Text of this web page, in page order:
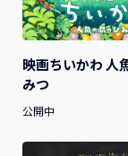
映画ちいかわ 人
みつ
公開中